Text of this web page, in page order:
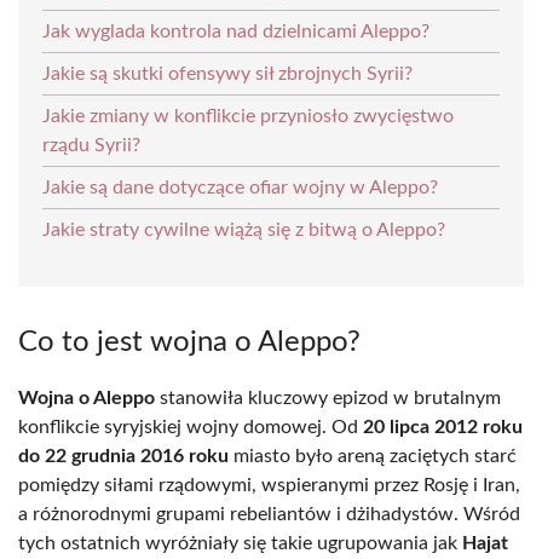
Jak wyglada kontrola nad dzielnicami Aleppo?
Jakie są skutki ofensywy sił zbrojnych Syrii?
Jakie zmiany w konflikcie przyniosło zwycięstwo
rządu Syrii?
Jakie są dane dotyczące ofiar wojny w Aleppo?
Jakie straty cywilne wiążą się z bitwą o Aleppo?
Co to jest wojna o Aleppo?
Wojna o Aleppo stanowiła kluczowy epizod w brutalnym
konflikcie syryjskiej wojny domowej. Od 20 lipca 2012 roku
do 22 grudnia 2016 roku miasto było areną zaciętych starć
pomiędzy siłami rządowymi, wspieranymi przez Rosję i Iran,
a różnorodnymi grupami rebeliantów i dżihadystów. Wśród
tych ostatnich wyróżniały się takie ugrupowania jak Hajat